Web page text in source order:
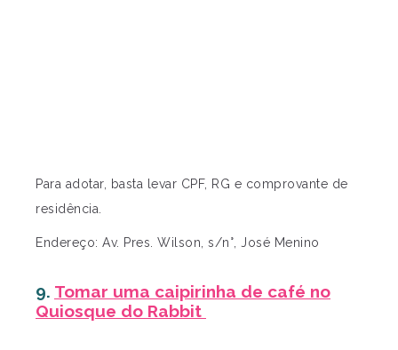
Para adotar, basta levar CPF, RG e comprovante de
residência.
Endereço: Av. Pres. Wilson, s/n°, José Menino
9. Tomar uma caipirinha de café no
Quiosque do Rabbit